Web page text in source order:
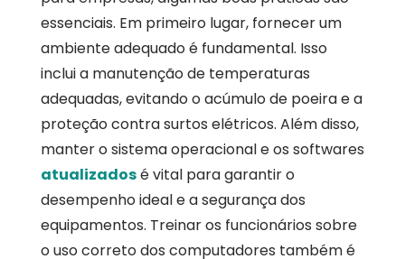
essenciais. Em primeiro lugar, fornecer um
ambiente adequado é fundamental. Isso
inclui a manutenção de temperaturas
adequadas, evitando o acúmulo de poeira e a
proteção contra surtos elétricos. Além disso,
manter o sistema operacional e os softwares
atualizadosé vital para garantir o
desempenho ideal e a segurança dos
equipamentos. Treinar os funcionários sobre
o uso correto dos computadores também é